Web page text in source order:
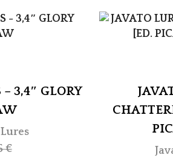
– 3,4″ GLORY
€